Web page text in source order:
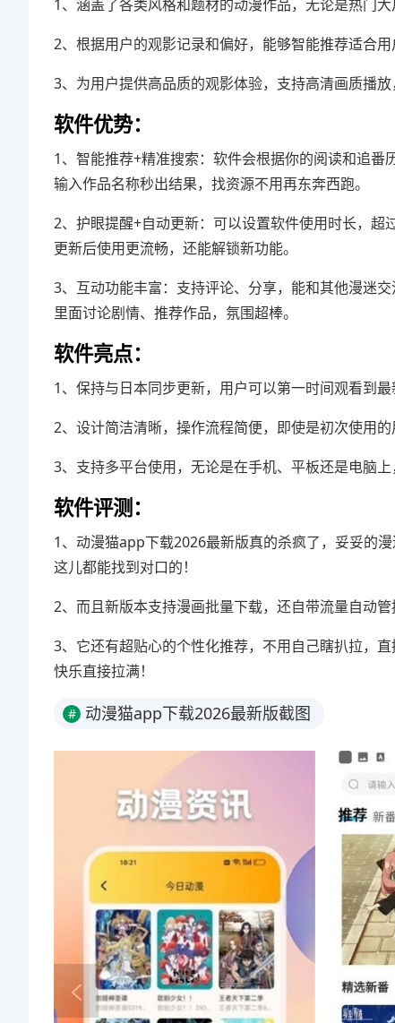
1、涵盖了各类风格和题材的动漫作品，无论是热门大
2、根据用户的观影记录和偏好，能够智能推荐适合
3、为用户提供高品质的观影体验，支持高清画质播
软件优势：
1、智能推荐+精准搜索：软件会根据你的阅读和追番
输入作品名称秒出结果，找资源不用再东奔西跑。
2、护眼提醒+自动更新：可以设置软件使用时长，超
更新后使用更流畅，还能解锁新功能。
3、互动功能丰富：支持评论、分享，能和其他漫迷
里面讨论剧情、推荐作品，氛围超棒。
软件亮点：
1、保持与日本同步更新，用户可以第一时间观看到
2、设计简洁清晰，操作流程简便，即使是初次使用的
3、支持多平台使用，无论是在手机、平板还是电脑上
软件评测：
1、动漫猫app下载2026最新版真的杀疯了，妥妥的
这儿都能找到对口的！
2、而且新版本支持漫画批量下载，还自带流量自动
3、它还有超贴心的个性化推荐，不用自己瞎扒拉，
快乐直接拉满！
# 动漫猫app下载2026最新版截图